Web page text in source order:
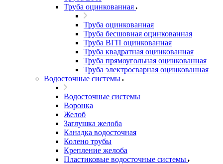
Труба оцинкованная
Труба оцинкованная
Труба бесшовная оцинкованная
Труба ВГП оцинкованная
Труба квадратная оцинкованная
Труба прямоугольная оцинкованная
Труба электросварная оцинкованная
Водосточные системы
Водосточные системы
Воронка
Желоб
Заглушка желоба
Канадка водосточная
Колено трубы
Крепление желоба
Пластиковые водосточные системы